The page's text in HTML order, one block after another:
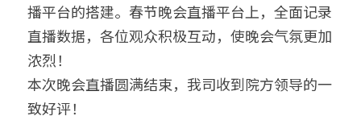
播平台的搭建。春节晚会直播平台上，全面记录
直播数据，各位观众积极互动，使晚会气氛更加
浓烈！
本次晚会直播圆满结束，我司收到院方领导的一
致好评！